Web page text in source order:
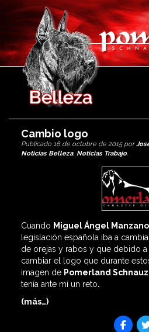
Cambio logo
Publicado 16 de octubre de 2015por
Noticias Belleza, Noticias Trabajo.
Cuando Miguel Ángel Manzano
legislación española iba a
de orejas y rabos y que debido
cambiar el logo que durante
imagen de Pomerland
tenía ante mí un reto.
(más…)